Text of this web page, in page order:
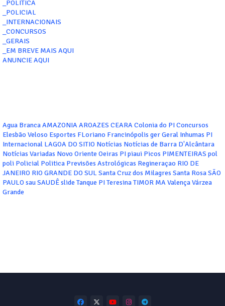
_POLITICA
_POLICIAL
_INTERNACIONAIS
_CONCURSOS
_GERAIS
_EM BREVE MAIS AQUI
ANUNCIE AQUI
Agua BrancaAMAZONIAAROAZES CEARAColonia do PIConcursos
Elesbão Veloso Esportes FLoriano Francinópolis gerGeral Inhumas PI
Internacional LAGOA DO SITIO Notícias Notícias de Barra D'Alcântara
Notícias Variadas Novo Oriente Oeiras PIpiaui Picos PIMENTEIRAS pol
poli Policial Politica Previsões Astrológicas Regineraçao RIO DE
JANEIRO RIO GRANDE DO SUL Santa Cruz dos Milagres Santa RosaSÃO
PAULOsauSAUDÊslide Tanque PITeresinaTIMOR MAValençaVárzea
Grande